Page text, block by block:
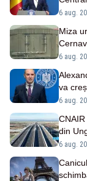
vârf se
6 aug.
Miza
6 aug.
va
6 aug.
din
6 aug.